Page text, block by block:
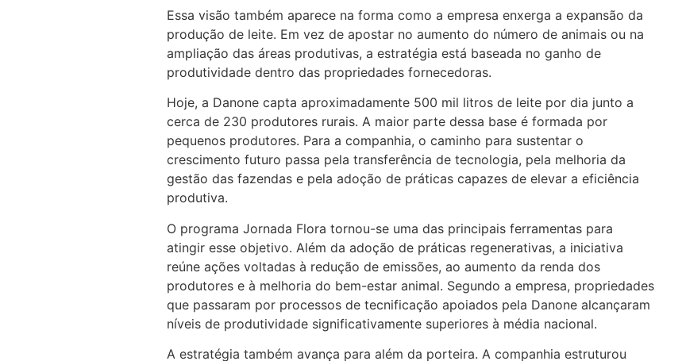
Essa visão também aparece na forma como a empresa enxerga a expansão da
produção de leite. Em vez de apostar no aumento do número de animais ou na
ampliação das áreas produtivas, a estratégia está baseada no ganho de
produtividade dentro das propriedades fornecedoras.
Hoje, a Danone capta aproximadamente 500 mil litros de leite por dia junto a
cerca de 230 produtores rurais. A maior parte dessa base é formada por
pequenos produtores. Para a companhia, o caminho para sustentar o
crescimento futuro passa pela transferência de tecnologia, pela melhoria da
gestão das fazendas e pela adoção de práticas capazes de elevar a eficiência
produtiva.
O programa Jornada Flora tornou-se uma das principais ferramentas para
atingir esse objetivo. Além da adoção de práticas regenerativas, a iniciativa
reúne ações voltadas à redução de emissões, ao aumento da renda dos
produtores e à melhoria do bem-estar animal. Segundo a empresa, propriedades
que passaram por processos de tecnificação apoiados pela Danone alcançaram
níveis de produtividade significativamente superiores à média nacional.
A estratégia também avança para além da porteira. A companhia estruturou